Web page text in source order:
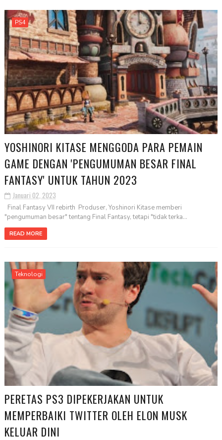
PS4
YOSHINORI KITASE MENGGODA PARA PEMAIN
GAME DENGAN 'PENGUMUMAN BESAR FINAL
FANTASY' UNTUK TAHUN 2023
Januari 02, 2023
Final Fantasy VII rebirth Produser, Yoshinori Kitase memberi
"pengumuman besar" tentang Final Fantasy, tetapi "tidak terka...
READ MORE
Teknologi
PERETAS PS3 DIPEKERJAKAN UNTUK
MEMPERBAIKI TWITTER OLEH ELON MUSK
KELUAR DINI